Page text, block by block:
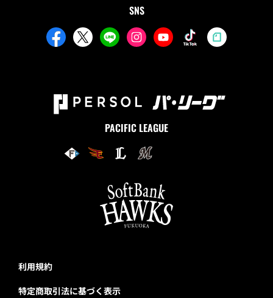
SNS
PACIFIC LEAGUE
利用規約
特定商取引法に基づく表示